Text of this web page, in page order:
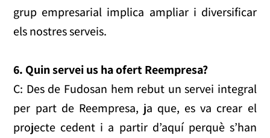
grup empresarial implica ampliar i diversificar
els nostres serveis.
6. Quin servei us ha ofert Reempresa?
C: Des de Fudosan hem rebut un servei integral
per part de Reempresa, ja que, es va crear el
projecte cedent i a partir d’aquí perquè s’han